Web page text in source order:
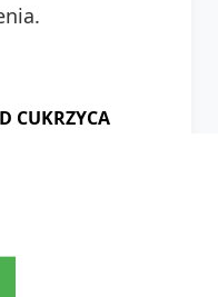
CUKRZYCA